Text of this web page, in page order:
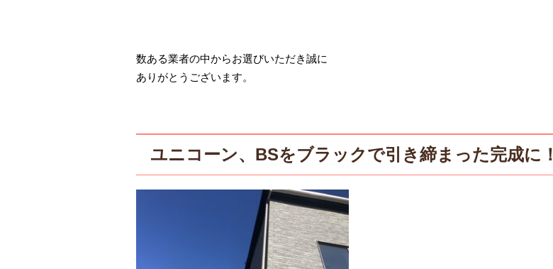
数ある業者の中からお選びいただき誠に
ありがとうございます。
ユニコーン、BSをブラックで引き締まった完成に！